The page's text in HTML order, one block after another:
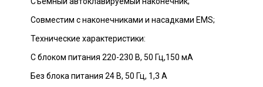
Совместим с наконечниками и насадками EMS;
Технические характеристики:
С блоком питания 220-230 В, 50 Гц,150 мА
Без блока питания 24 В, 50 Гц, 1,3 А